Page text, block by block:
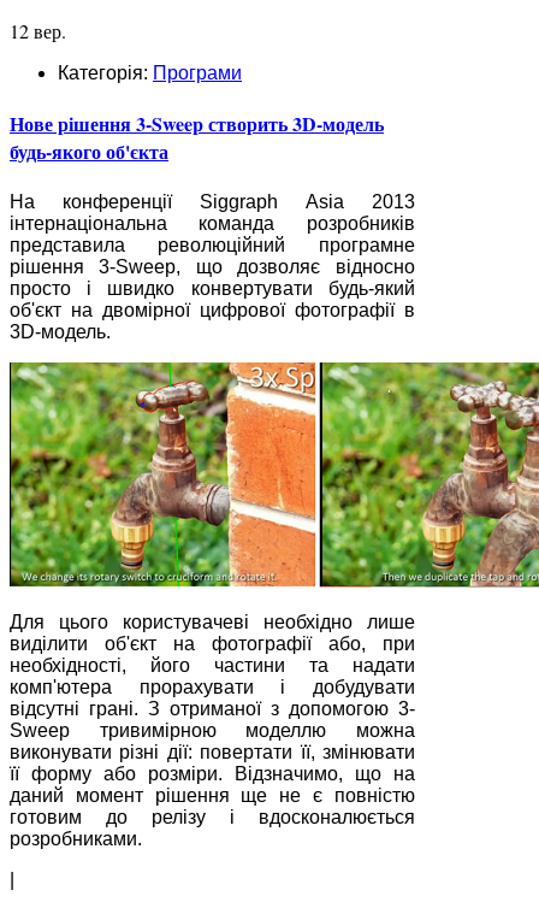
12 вер.
Категорія: Програми
Нове рішення 3-Sweep створить 3D-модель
будь-якого об'єкта
На конференції Siggraph Asia 2013
інтернаціональна команда розробників
представила революційний програмне
рішення 3-Sweep, що дозволяє відносно
просто і швидко конвертувати будь-який
об'єкт на двомірної цифрової фотографії в
3D-модель.
Для цього користувачеві необхідно лише
виділити об'єкт на фотографії або, при
необхідності, його частини та надати
комп'ютера прорахувати і добудувати
відсутні грані. З отриманої з допомогою 3-
Sweep тривимірною моделлю можна
виконувати різні дії: повертати її, змінювати
її форму або розміри. Відзначимо, що на
даний момент рішення ще не є повністю
готовим до релізу і вдосконалюється
розробниками.